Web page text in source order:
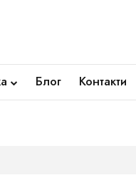
Блог Контакти